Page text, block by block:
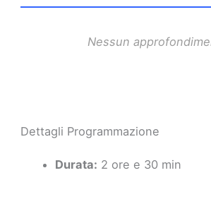
Nessun
Dettagli Programmazione
Durata: 2 ore e 30 min